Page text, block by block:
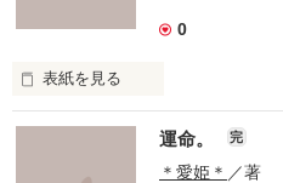
伝えたい言葉
短い手紙にこめて
0
表紙を見る
「好き」の
運命。 完
＊愛姫＊ ／著